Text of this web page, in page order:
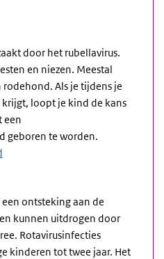
door het rubellavirus.
en niezen. Meestal
Als je tijdens je
loopt je kind de kans
een
geboren te worden.
ontsteking aan de
kunnen uitdrogen door
Rotavirusinfecties
kinderen tot twee jaar. Het